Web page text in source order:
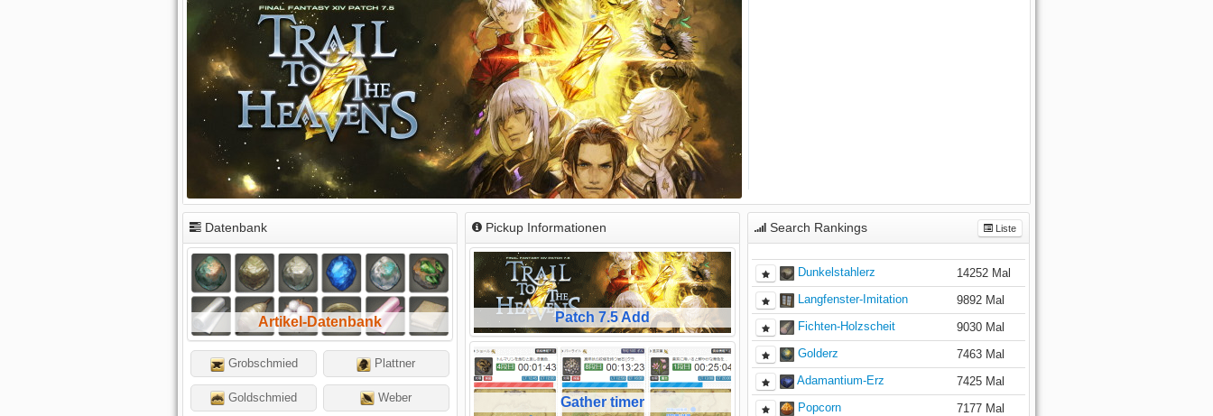
Datenbank
Artikel-Datenbank
Grobschmied Plattner
Goldschmied Weber
Pickup Informationen
Patch 7.5 Add
Gather timer
Search Rankings Liste
Dunkelstahlerz
14252 Mal
Langfenster-Imitation
9892 Mal
Fichten-Holzscheit
9030 Mal
Golderz
7463 Mal
Adamantium-Erz
7425 Mal
Popcorn
7177 Mal